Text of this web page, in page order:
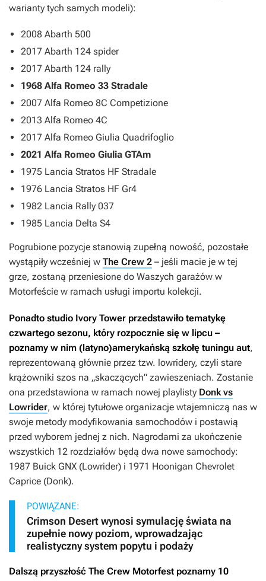
warianty tych samych modeli):
2008 Abarth 500
2017 Abarth 124 spider
2017 Abarth 124 rally
1968 Alfa Romeo 33 Stradale
2007 Alfa Romeo 8C Competizione
2013 Alfa Romeo 4C
2017 Alfa Romeo Giulia Quadrifoglio
2021 Alfa Romeo Giulia GTAm
1975 Lancia Stratos HF Stradale
1976 Lancia Stratos HF Gr4
1982 Lancia Rally 037
1985 Lancia Delta S4
Pogrubione pozycje stanowią zupełną nowość, pozostałe
wystąpiły wcześniej w The Crew 2 – jeśli macie je w tej
grze, zostaną przeniesione do Waszych garażów w
Motorfeście w ramach usługi importu kolekcji.
Ponadto studio Ivory Tower przedstawiło tematykę
czwartego sezonu, który rozpocznie się w lipcu –
poznamy w nim (latyno)amerykańską szkołę tuningu aut,
reprezentowaną głównie przez tzw. lowridery, czyli stare
krążowniki szos na „skaczących” zawieszeniach. Zostanie
ona przedstawiona w ramach nowej playlisty Donk vs
Lowrider, w której tytułowe organizacje wtajemniczą nas w
swoje metody modyfikowania samochodów i postawią
przed wyborem jednej z nich. Nagrodami za ukończenie
wszystkich 12 rozdziałów będą dwa nowe samochody:
1987 Buick GNX (Lowrider) i 1971 Hoonigan Chevrolet
Caprice (Donk).
POWIĄZANE:
Crimson Desert wynosi symulację świata na
zupełnie nowy poziom, wprowadzając
realistyczny system popytu i podaży
Dalszą przyszłość The Crew Motorfest poznamy 10